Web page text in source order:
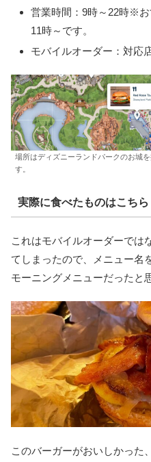
営業時間：9時～22時※お
11時～です。
モバイルオーダー：対応
場所はディズニーランドパークのお城
す。
実際に食べたものはこちら
これはモバイルオーダーでは
てしまったので、メニュー名
モーニングメニューだったと
このバーガーがおいしかった